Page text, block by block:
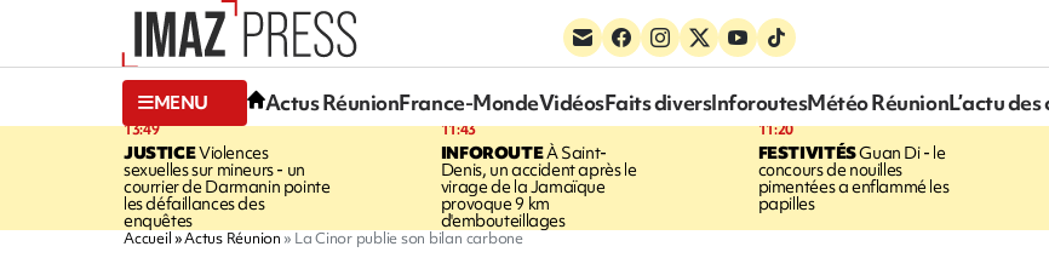
MENU Actus RéunionFrance-MondeVidéosFaits diversInforoutesMétéo RéunionL’actu
13:49
JUSTICEViolences
sexuelles sur mineurs - un
courrier de Darmanin pointe
les défaillances des
enquêtes
11:43
INFOROUTEÀ Saint-
Denis, un accident après le
virage de la Jamaïque
provoque 9 km
d'embouteillages
11:20
FESTIVITÉSGuan Di - le
concours de nouilles
pimentées a enflammé les
papilles
Accueil Actus Réunion La Cinor publie son bilan carbone